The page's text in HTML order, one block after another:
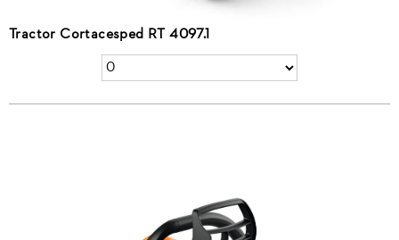
Tractor Cortacesped RT 4097.1